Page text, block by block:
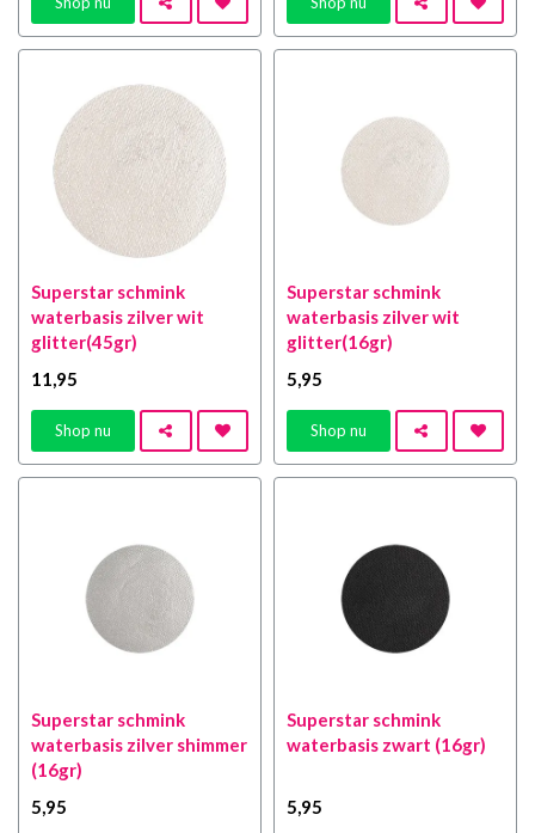
Superstar schmink
waterbasis zilver wit
glitter(45gr)
11 ,95
Shop nu
Superstar schmink
waterbasis zilver wit
glitter(16gr)
5 ,95
Shop nu
Superstar schmink
waterbasis zilver shimmer
(16gr)
5 ,95
Superstar schmink
waterbasis zwart (16gr)
5 ,95